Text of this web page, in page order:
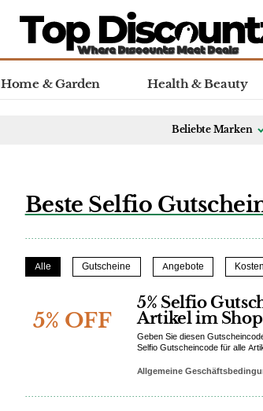
Home & Garden Health & Beauty
Beliebte Marken
Beste Selfio
Alle Gutscheine Angebote
5% OFF
5% Selfio
Artikel im Shop
Geben Sie diesen
Selfio Gutscheincode für alle
Allgemeine